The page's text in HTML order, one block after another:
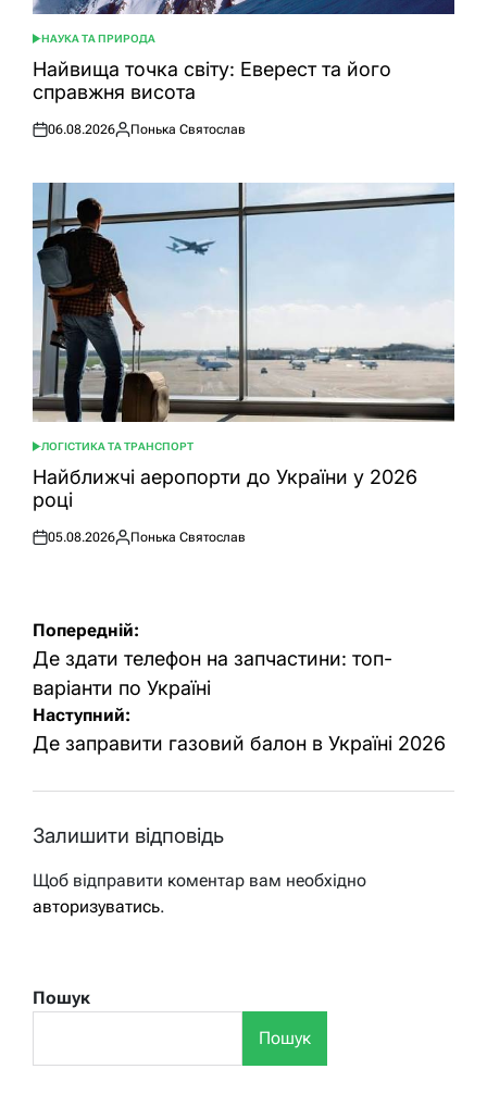
ОПУБЛІКУВАТИ
У
НАУКА ТА ПРИРОДА
Найвища точка світу: Еверест та його
справжня висота
Оприлюднено
06.08.2026
Опубліковано
Понька Святослав
ОПУБЛІКУВАТИ
У
ЛОГІСТИКА ТА ТРАНСПОРТ
Найближчі аеропорти до України у 2026
році
Оприлюднено
05.08.2026
Опубліковано
Понька Святослав
Навігація
записів
Попередній:
Де здати телефон на запчастини: топ-
варіанти по Україні
Наступний:
Де заправити газовий балон в Україні 2026
Залишити відповідь
Щоб відправити коментар вам необхідно
авторизуватись.
Пошук
Пошук